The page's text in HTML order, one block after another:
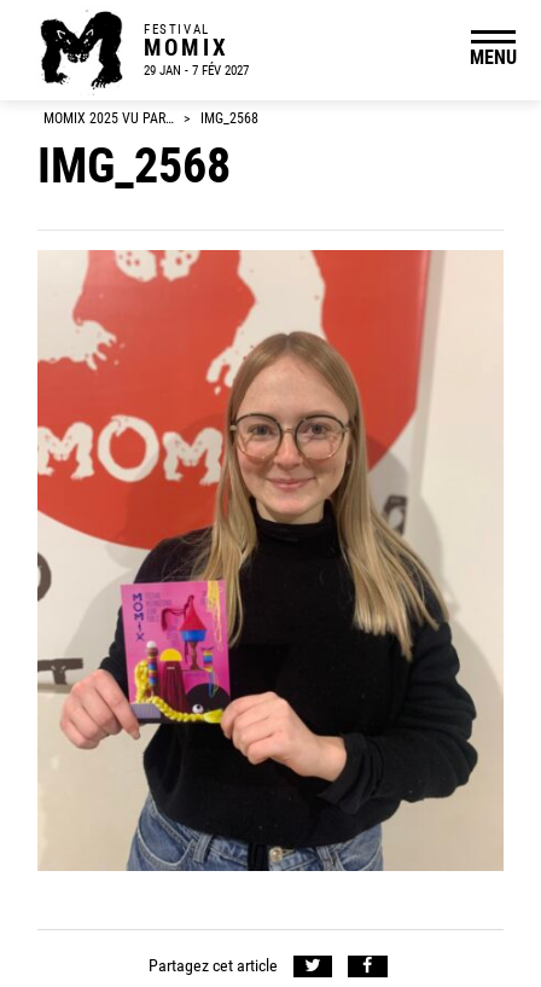
FESTIVAL
MOMIX
29 JAN - 7 FÉV 2027
MENU
MOMIX 2025 VU PAR… > IMG_2568
IMG_2568
Partagez cet article